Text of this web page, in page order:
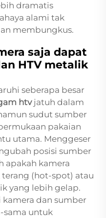
dramatis
alami tak
membungkus.
saja dapat
HTV metalik
seberapa besar
htvjatuh dalam
sudut sumber
pakaian
utama. Menggeser
posisi sumber
apakah kamera
(hot-spot) atau
yang lebih gelap.
kamera dan sumber
sama untuk